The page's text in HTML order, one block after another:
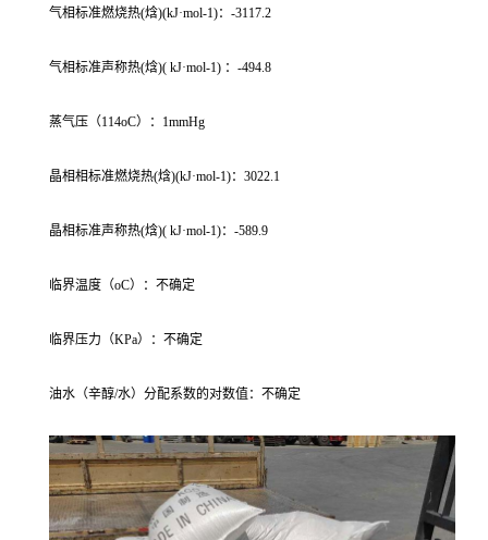
气相标准燃烧热(焓)(kJ·mol-1)：-3117.2
气相标准声称热(焓)( kJ·mol-1) ：-494.8
蒸气压（114oC）：1mmHg
晶相相标准燃烧热(焓)(kJ·mol-1)：3022.1
晶相标准声称热(焓)( kJ·mol-1)：-589.9
临界温度（oC）：不确定
临界压力（KPa）：不确定
油水（辛醇/水）分配系数的对数值：不确定